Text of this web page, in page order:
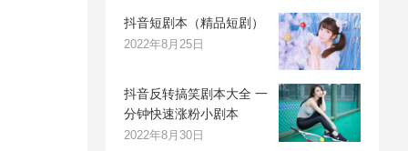
抖音短剧本（精品短剧）
2022年8月25日
抖音反转搞笑剧本大全 一
分钟快速涨粉小剧本
2022年8月30日